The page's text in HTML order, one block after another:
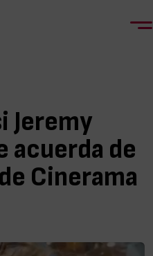
Jeremy
acuerda de
Cinerama